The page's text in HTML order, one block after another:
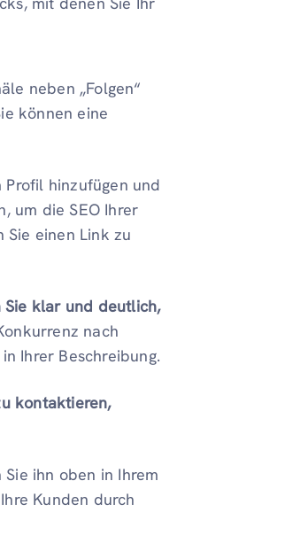
neben „Folgen“
können eine
Profil hinzufügen und
um die SEO Ihrer
Sie einen Link zu
klar und deutlich,
nach
Ihrer Beschreibung.
kontaktieren,
ihn oben in Ihrem
Kunden durch